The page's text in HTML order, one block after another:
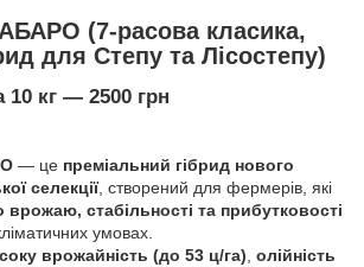
(7-расова класика,
для Степу та Лісостепу)
10 кг — 2500 грн
— це преміальний гібрид нового
селекції, створений для фермерів, які
врожаю, стабільності та прибутковості
умовах.
врожайність (до 53 ц/га), олійність